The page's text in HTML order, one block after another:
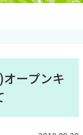
ープンキ